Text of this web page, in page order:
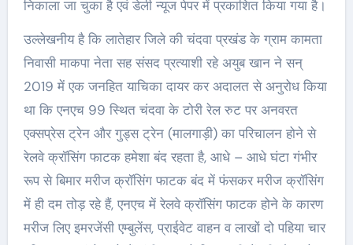
निकाला जा चुका है एवं डेली न्यूज पेपर में प्रकाशित किया गया है।
उल्लेखनीय है कि लातेहार जिले की चंदवा प्रखंड के ग्राम कामता
निवासी माकपा नेता सह संसद प्रत्याशी रहे अयुब खान ने सन्
2019 में एक जनहित याचिका दायर कर अदालत से अनुरोध किया
था कि एनएच 99 स्थित चंदवा के टोरी रेल रुट पर अनवरत
एक्सप्रेस ट्रेन और गुड्स ट्रेन (मालगाड़ी) का परिचालन होने से
रेलवे क्रॉसिंग फाटक हमेशा बंद रहता है, आधे – आधे घंटा गंभीर
रूप से बिमार मरीज क्रॉसिंग फाटक बंद में फंसकर मरीज क्रॉसिंग
में ही दम तोड़ रहे हैं, एनएच में रेलवे क्रॉसिंग फाटक होने के कारण
मरीज लिए इमरजेंसी एम्बुलेंस, प्राईवेट वाहन व लाखों दो पहिया चार